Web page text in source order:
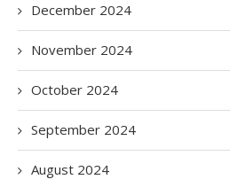
December 2024
November 2024
October 2024
September 2024
August 2024